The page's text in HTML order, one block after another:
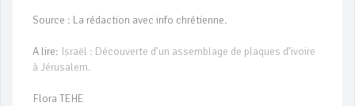
Source : La rédaction avec info chrétienne.
A lire: Israël : Découverte d’un assemblage de plaques d’ivoire
à Jérusalem.
Flora TEHE